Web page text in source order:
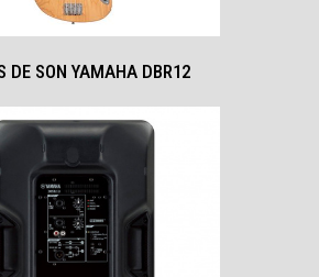
DE SON YAMAHA DBR12